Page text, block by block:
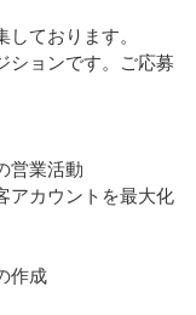
ております。
ションです。ご応募
営業活動
アカウントを最大化
作成